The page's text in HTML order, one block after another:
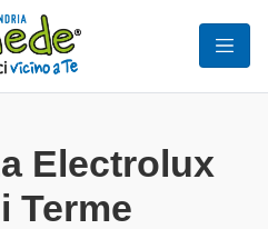
Electrolux
Terme